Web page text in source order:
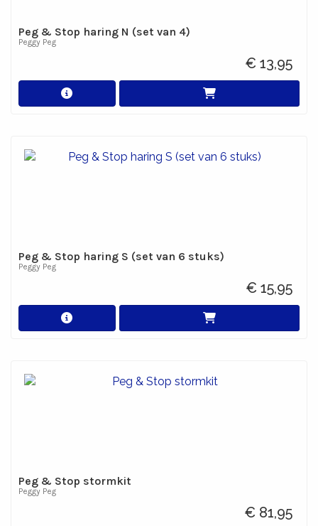
Peg & Stop haring N (set van 4)
Peggy Peg
€ 13,95
Peg & Stop haring S (set van 6 stuks)
Peggy Peg
€ 15,95
Peg & Stop stormkit
Peggy Peg
€ 81,95